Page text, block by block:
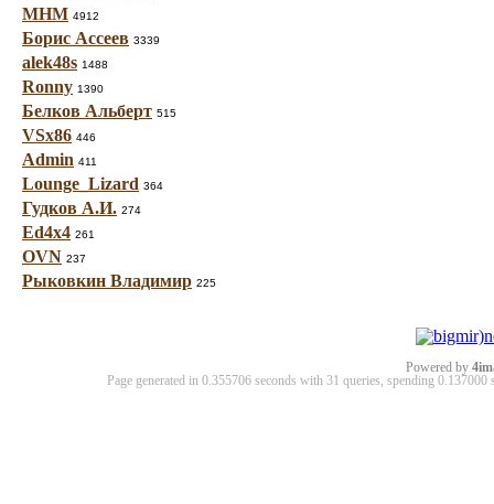
МНМ 4912
Борис Ассеев 3339
alek48s 1488
Ronny 1390
Белков Альберт 515
VSx86 446
Admin 411
Lounge_Lizard 364
Гудков А.И. 274
Ed4x4 261
OVN 237
Рыковкин Владимир 225
Powered by
Page generated in 0.355706 seconds with 31 queries, spending